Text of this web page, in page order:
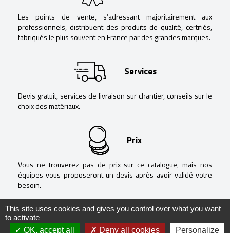
Les points de vente, s’adressant majoritairement aux
professionnels, distribuent des produits de qualité, certifiés,
fabriqués le plus souvent en France par des grandes marques.
Services
Devis gratuit, services de livraison sur chantier, conseils sur le
choix des matériaux.
Prix
Vous ne trouverez pas de prix sur ce catalogue, mais nos
équipes vous proposeront un devis après avoir validé votre
besoin.
This site uses cookies and gives you control over what you want
to activate
OK, accept all
Deny all cookies Personalize